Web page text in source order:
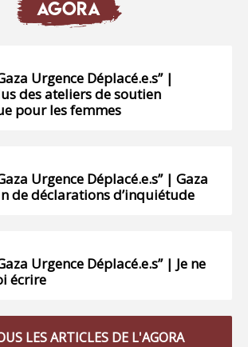
AGORA
Urgence Déplacé.e.s” |
des ateliers de soutien
pour les femmes
Urgence Déplacé.e.s” | Gaza
de déclarations d’inquiétude
Urgence Déplacé.e.s” | Je ne
écrire
LES ARTICLES DE L'AGORA